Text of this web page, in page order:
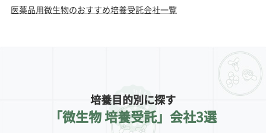
医薬品用微生物のおすすめ培養受託会社一覧
培養目的別に探す
「微生物 培養受託」会社3選